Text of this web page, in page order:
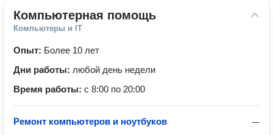
Компьютерная помощь
Компьютеры и IT
Опыт: Более 10 лет
Дни работы: любой день недели
Время работы: с 8:00 по 20:00
—
Ремонт компьютеров и ноутбуков